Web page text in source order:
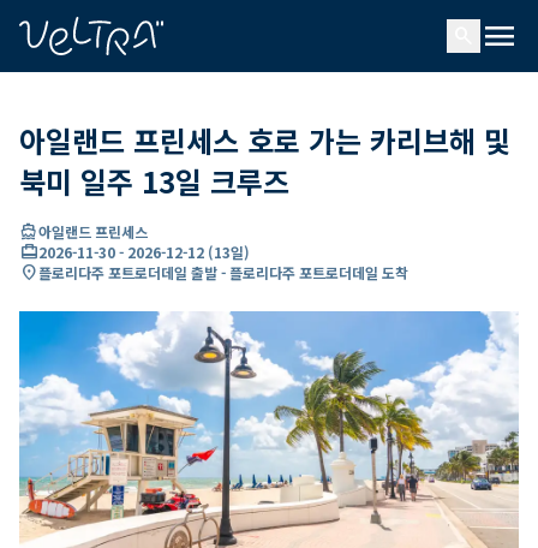
menu
아일랜드 프린세스 호로 가는 카리브해 및
북미 일주 13일 크루즈
directions_boat아일랜드 프린세스
card_travel2026-11-30- 2026-12-12 (13일)
location_on플로리다주 포트로더데일 출발 - 플로리다주 포트로더데일 도착